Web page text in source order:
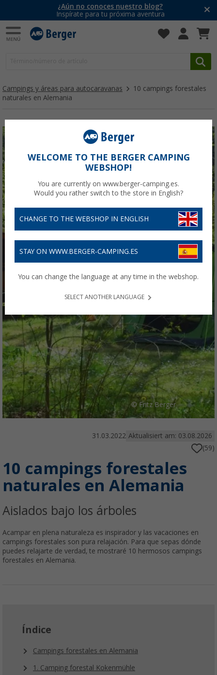
¿Aún no conoces nuestro blog?
Inspírate para tu próxima aventura
Campings y áreas para autocaravanas
10 campings forestales
naturales en Alemania
© Fritz Berger
31.03.2022 Aktualisiert am: 03.08.2026
(59)
10 campings forestales
naturales en Alemania
Aislados bajo los árboles
Acampar en plena naturaleza es inspirador y las vacaciones en
campings forestales son pura relajación. Para que sepas dónde
puedes relajarte de verdad, te mostraré 10 hermosos campings
forestales en Alemania.
Índice
Campings forestales en Alemania
1. Camping forestal Kokenmühle
WELCOME TO THE BERGER CAMPING
WEBSHOP!
You are currently on www.berger-camping.es.
Would you rather switch to the store in English?
CHANGE TO THE WEBSHOP IN ENGLISH
STAY ON WWW.BERGER-CAMPING.ES
You can change the language at any time in the webshop.
SELECT ANOTHER LANGUAGE